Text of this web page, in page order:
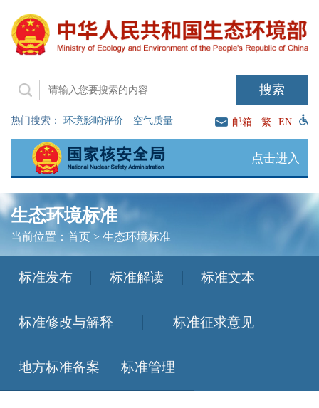
热门搜索： 环境影响评价 空气质量 邮箱 繁 EN
点击进入
生态环境标准
当前位置： 首页> 生态环境标准
标准发布 标准解读 标准文本
标准修改与解释 标准征求意见
地方标准备案 标准管理